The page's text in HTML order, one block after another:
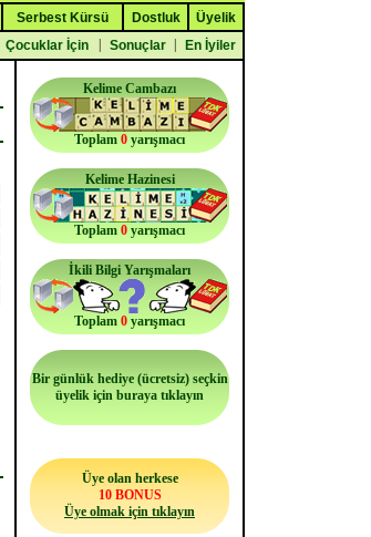
Serbest Kürsü Dostluk
Üyelik
Çocuklar İçin Sonuçlar En İyiler
Kelime Cambazı
Toplam 0 yarışmacı
Kelime Hazinesi
Toplam 0 yarışmacı
İkili Bilgi Yarışmaları
Toplam 0 yarışmacı
Bir günlük hediye (ücretsiz) seçkin
üyelik için buraya tıklayın
Üye olan herkese
10 BONUS
Üye olmak için tıklayın